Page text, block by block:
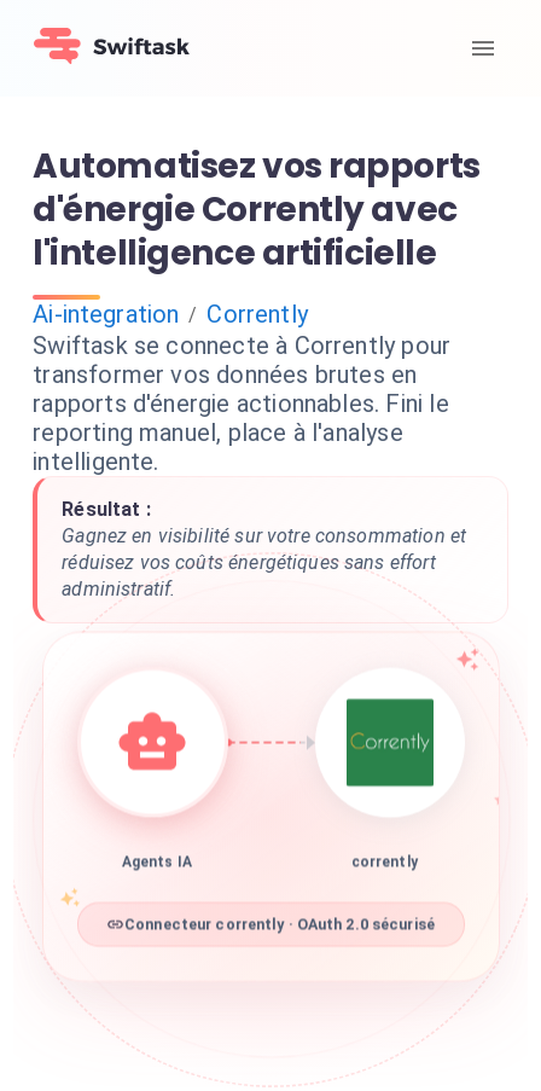
Automatisez vos rapports
d'énergie Corrently avec
l'intelligence artificielle
Ai-integration / Corrently
Swiftask se connecte à Corrently pour
transformer vos données brutes en
rapports d'énergie actionnables. Fini le
reporting manuel, place à l'analyse
intelligente.
Résultat :
Gagnez en visibilité sur votre consommation et
réduisez vos coûts énergétiques sans effort
administratif.
Agents IA corrently
Connecteur corrently · OAuth 2.0 sécurisé